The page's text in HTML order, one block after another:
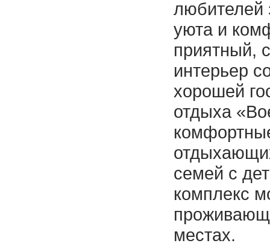
любителей
уюта и
приятный,
интерьер
хорошей
отдыха
семей с
комплекс
местах.